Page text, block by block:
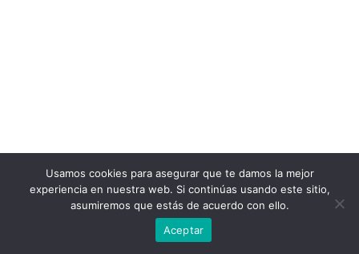
Usamos cookies para asegurar que te damos la mejor
experiencia en nuestra web. Si continúas usando este sitio,
asumiremos que estás de acuerdo con ello.
Aceptar